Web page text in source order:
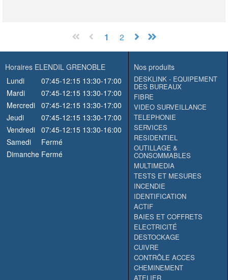
1 2
Horaires ELENDIL GRENOBLE
Lundi
07:45-12:15 13:30-17:00
Mardi
07:45-12:15 13:30-17:00
Mercredi 07:45-12:15 13:30-17:00
Jeudi
07:45-12:15 13:30-17:00
Vendredi 07:45-12:15 13:30-16:00
Samedi
Fermé
Dimanche Fermé
Nos produits
DESKLINK - EQUIPEMENT
DES BUREAUX
FIBRE
VIDEO SURVEILLANCE
TELEPHONIE
SERVICES
RESIDENTIEL
OUTILLAGE &
CONSOMMABLES
MULTIMEDIA
TESTS ET MESURES
INCENDIE
IDENTIFICATION
ACTIF
BAIES ET COFFRETS
ELECTRICITÉ
DESTOCKAGE
CUIVRE
CONTRÔLE ACCES
CHEMINEMENT
ATELIER